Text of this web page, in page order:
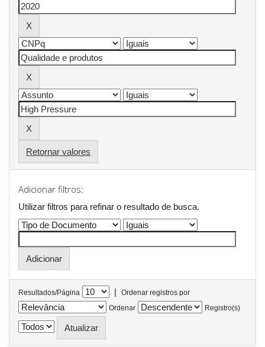
Retornar valores
Adicionar filtros:
Utilizar filtros para refinar o resultado de busca.
Resultados/Página |
Ordenar registros por
Ordenar
Registro(s)